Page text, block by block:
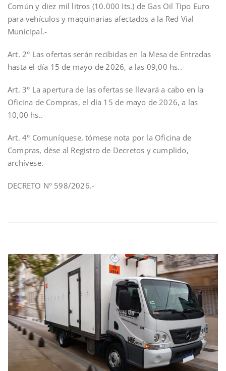
Común y diez mil litros (10.000 Its.) de Gas Oil Tipo Euro
para vehículos y maquinarias afectados a la Red Vial
Municipal.-
Art. 2° Las ofertas serán recibidas en la Mesa de Entradas
hasta el día 15 de mayo de 2026, a las 09,00 hs..-
Art. 3° La apertura de las ofertas se llevará a cabo en la
Oficina de Compras, el día 15 de mayo de 2026, a las
10,00 hs..-
Art. 4° Comuníquese, tómese nota por la Oficina de
Compras, dése al Registro de Decretos y cumplido,
archívese.-
DECRETO N° 598/2026.-